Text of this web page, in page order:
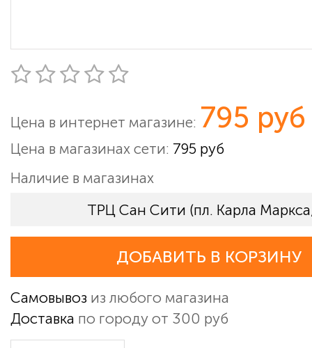
Цена в интернет магазине: 795 руб
Цена в магазинах сети: 795 руб
Наличие в магазинах
ТРЦ Сан Сити (пл. Карла
ДОБАВИТЬ В КОРЗИНУ
Самовывоз из любого магазина
Доставка по городу от 300 руб